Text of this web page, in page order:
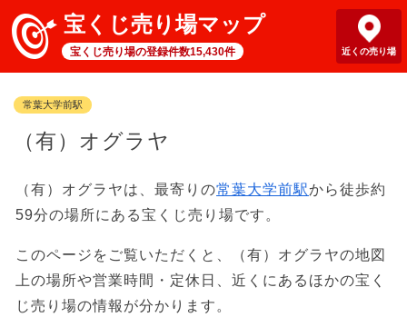
宝くじ売り場マップ
宝くじ売り場の登録件数15,430件 近くの売り場
常葉大学前駅
（有）オグラヤ
（有）オグラヤは、最寄りの常葉大学前駅から徒歩約
59分の場所にある宝くじ売り場です。
このページをご覧いただくと、（有）オグラヤの地図
上の場所や営業時間・定休日、近くにあるほかの宝く
じ売り場の情報が分かります。